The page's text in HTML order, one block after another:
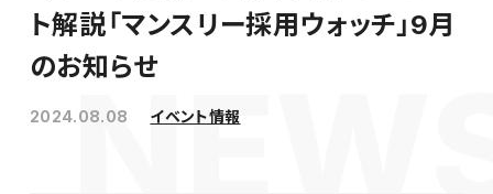
ト解説「マンスリー採用ウォッチ」9月
のお知らせ
2024.08.08 イベント情報